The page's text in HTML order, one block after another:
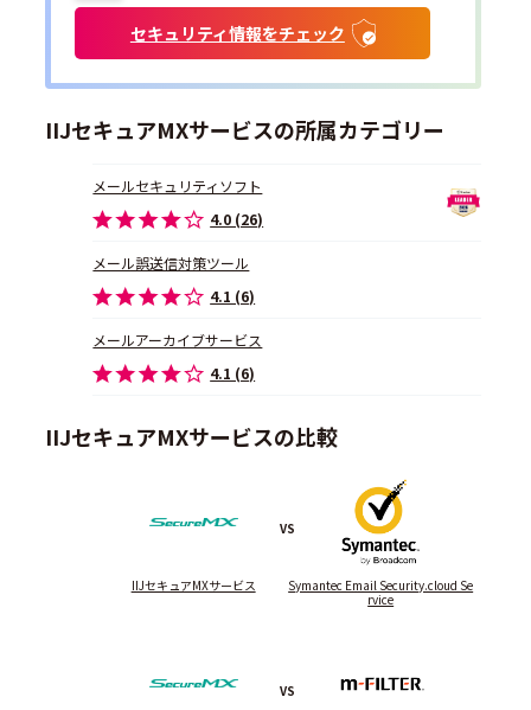
セキュリティ情報をチェック
IIJセキュアMXサービスの所属カテゴリー
メールセキュリティソフト
4.0 (26)
メール誤送信対策ツール
4.1 (6)
メールアーカイブサービス
4.1 (6)
IIJセキュアMXサービスの比較
IIJセキュアMXサービス
VS
Symantec Email Security.cloud Se
rvice
VS